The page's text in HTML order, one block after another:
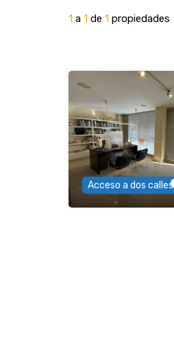
1 a 1 de 1 propiedades
Acceso a dos calles